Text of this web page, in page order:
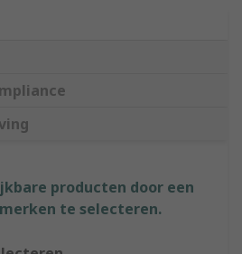
producten door een
te selecteren.